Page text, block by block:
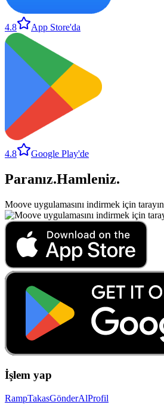
4.8 App Store'da
4.8 Google Play'de
Paranız.Hamleniz.
Moove uygulamasını indirmek için tarayın
İşlem yap
RampTakasGönderAlProfil